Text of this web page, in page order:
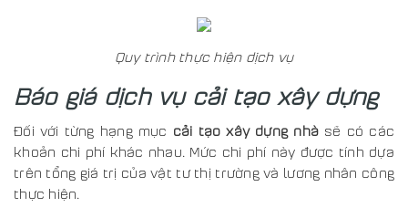
Quy trình thực hiện dịch vụ
Báo giá dịch vụ cải tạo xây dựng
Đối với từng hạng mục cải tạo xây dựng nhà sẽ có các
khoản chi phí khác nhau. Mức chi phí này được tính dựa
trên tổng giá trị của vật tư thị trường và lương nhân công
thực hiện.